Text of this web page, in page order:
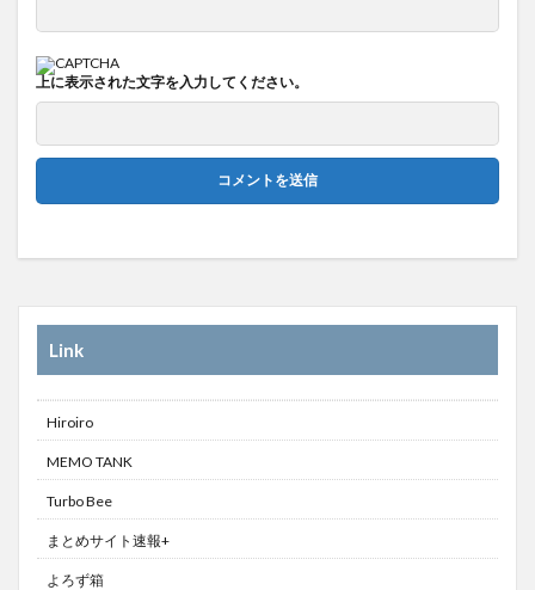
上に表示された文字を入力してください。
Link
Hiroiro
MEMO TANK
Turbo Bee
まとめサイト速報+
よろず箱